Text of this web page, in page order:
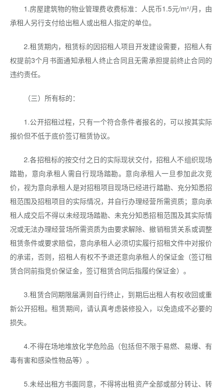
1.房屋建筑物的物业管理费收费标准：人民币1.5元/m²/月，由
承租人另行支付给出租人或出租人指定的单位。
2.租赁期内，租赁标的因招租人项目开发建设需要，招租人有
权提前3个月书面通知承租人终止合同且无需承担提前终止合同的
违约责任。
（三）所有标的：
1.公开招租过程，只有一个符合条件者报名的，可以按其实际
报价但不低于底价签订租赁协议。
2.各招租标的按交付之日的实际现状交付，招租人不组织现场
踏勘，意向承租人需自行现场踏勘。意向承租人一旦参加此次竞
价，视为意向承租人是对招租项目现场已经进行踏勘、充分知悉招
租范围及招租项目的实际情况，并自行办理经营所需资质；意向承
租人成交后不得以未经现场踏勘、未充分知悉招租范围及其实际情
况或无法办理经营场所需资质为由要求解除、撤销租赁关系或调整
租赁条件或要求赔偿，意向承租人必须切实履行招租文件中对报价
的承诺，否则，招租人有权不予退还意向承租人的保证金（签订租
赁合同前指竞价保证金，签订租赁合同后指履约保证金）。
3.租赁合同期限届满则自行终止，到期后出租人有权收回或重
新公开招租。租赁期间，请认真考虑装修投入，以免造成不必要的
损失。
4.不得在场地堆放化学危险品（包括但不限于易燃、易爆、有
毒有害和感染性物品等）。
5.未经出租方书面同意，不得将出租资产全部或部分转让、转